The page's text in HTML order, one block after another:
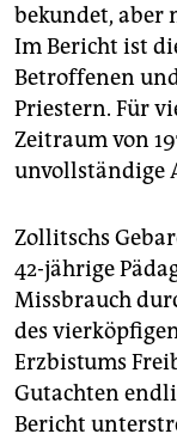
bekundet, aber
Im Bericht ist
Betroffenen
Priestern. Für
Zeitraum von
unvollständige
Zollitschs
42-jährige
Missbrauch
des
Erzbistums
Gutachten
Bericht